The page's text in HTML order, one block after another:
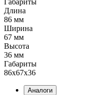
Габариты
Длина
86 мм
Ширина
67 мм
Высота
36 мм
Габариты
86x67x36
Аналоги